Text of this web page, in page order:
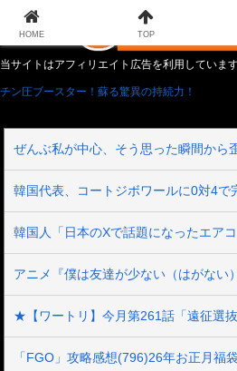
当サイトはアフィリエイト広告を利用しています
チン圧ブースター！蘇る驚異の持続力！
ぜんぶ私が中心、そう思った瞬間から
韓国代表、コートジボワールに0対4で
HOME TOP